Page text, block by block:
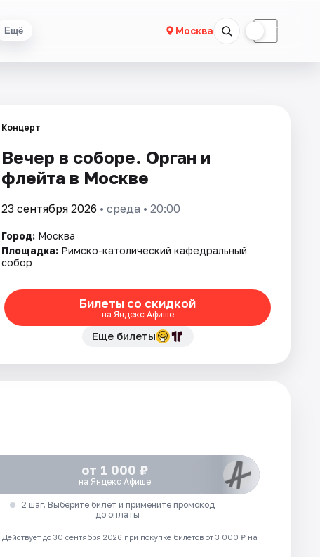
Ещё Москва ☾
Концерт
Вечер в соборе. Орган и
флейта в Москве
23 сентября 2026 • среда • 20:00
Город: Москва
Площадка: Римско-католический кафедральный
собор
Билеты со скидкой
на Яндекс Афише
Еще билеты
от 1 000 ₽
на Яндекс Афише
2 шаг. Выберите билет и примените промокод
до оплаты
Действует до 30 сентября 2026 при покупке билетов от 3 000 ₽ на